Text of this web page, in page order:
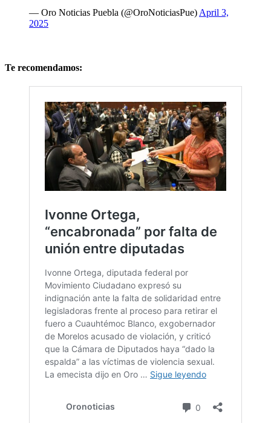
— Oro Noticias Puebla (@OroNoticiasPue) April 3,
2025
Te recomendamos: